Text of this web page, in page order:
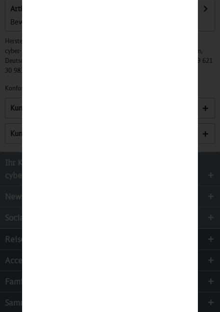
Artikel bewerten
Bewertungen lesen, schreiben und diskutieren...
Hersteller:
cyber-Wear Heidelberg GmbH, Elsa-Brändström-Str. 4, 68229 Mannheim,
Deutschland, Info@mycybergroup.com, https://mycybergroup.com, +49 621
30 983 0
Konformitätserklärungen zu unseren Produkten finden Sie
Kunden kauften auch
Kunden haben sich ebenfalls angesehen
Ihr Kontakt zur
cyber-Wear Heidelberg GmbH
Newsletter
Socialmedia
Reisen
Accessoires
Familie & Kinder
Sammeln